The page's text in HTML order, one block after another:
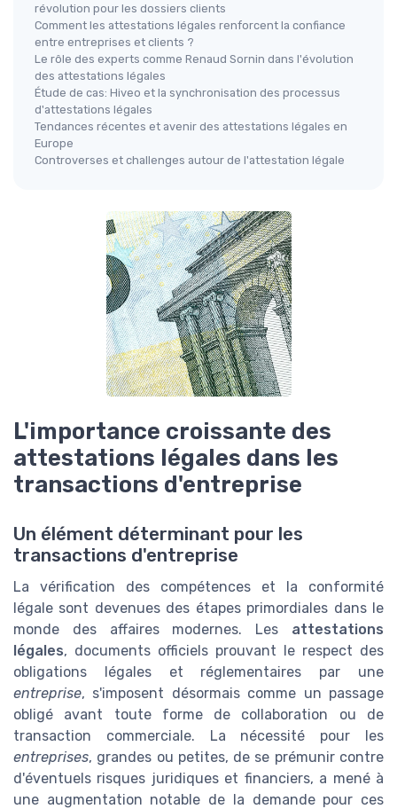
révolution pour les dossiers clients
Comment les attestations légales renforcent la confiance
entre entreprises et clients ?
Le rôle des experts comme Renaud Sornin dans l'évolution
des attestations légales
Étude de cas: Hiveo et la synchronisation des processus
d'attestations légales
Tendances récentes et avenir des attestations légales en
Europe
Controverses et challenges autour de l'attestation légale
L'importance croissante des
attestations légales dans les
transactions d'entreprise
Un élément déterminant pour les
transactions d'entreprise
La vérification des compétences et la conformité
légale sont devenues des étapes primordiales dans le
monde des affaires modernes. Les attestations
légales, documents officiels prouvant le respect des
obligations légales et réglementaires par une
entreprise, s'imposent désormais comme un passage
obligé avant toute forme de collaboration ou de
transaction commerciale. La nécessité pour les
entreprises, grandes ou petites, de se prémunir contre
d'éventuels risques juridiques et financiers, a mené à
une augmentation notable de la demande pour ces